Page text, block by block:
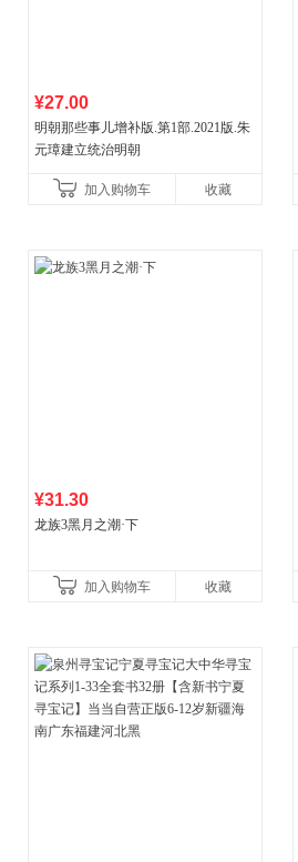
¥27.00
明朝那些事儿增补版.第1部.2021版.朱
元璋建立统治明朝
加入购物车 收藏
¥31.30
龙族3黑月之潮·下
加入购物车 收藏